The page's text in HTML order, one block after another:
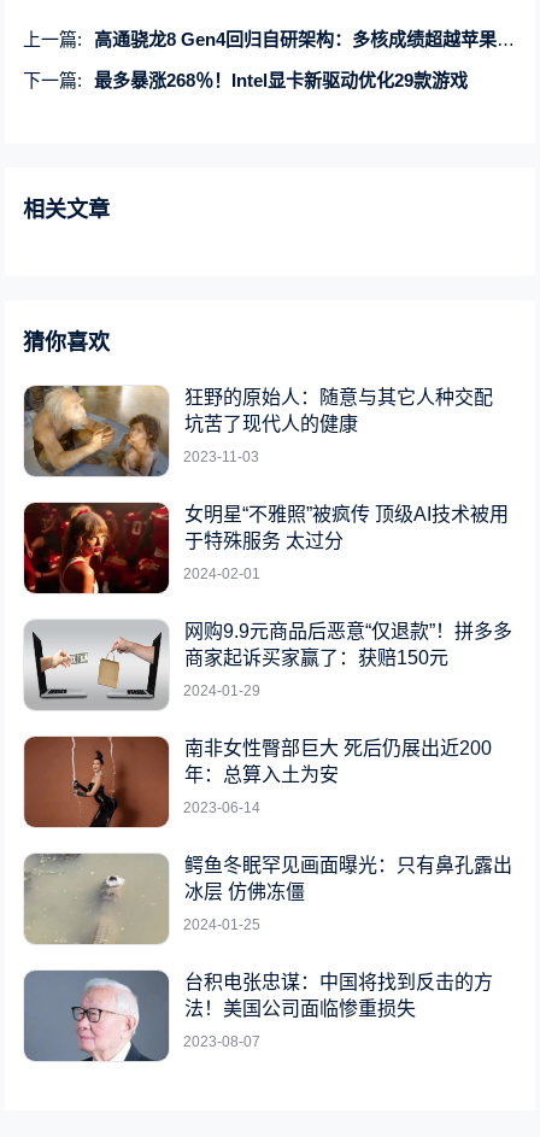
上一篇:
高通骁龙8 Gen4回归自研架构：多核成绩超越苹果A18
下一篇:
最多暴涨268％！Intel显卡新驱动优化29款游戏
相关文章
猜你喜欢
狂野的原始人：随意与其它人种交配
坑苦了现代人的健康
2023-11-03
女明星“不雅照”被疯传 顶级AI技术被用
于特殊服务 太过分
2024-02-01
网购9.9元商品后恶意“仅退款”！拼多多
商家起诉买家赢了：获赔150元
2024-01-29
南非女性臀部巨大 死后仍展出近200
年：总算入土为安
2023-06-14
鳄鱼冬眠罕见画面曝光：只有鼻孔露出
冰层 仿佛冻僵
2024-01-25
台积电张忠谋：中国将找到反击的方
法！美国公司面临惨重损失
2023-08-07